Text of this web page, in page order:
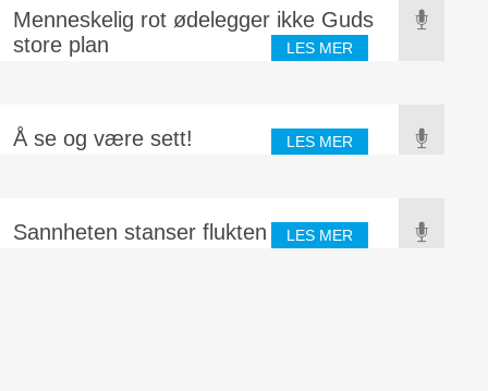
Menneskelig rot ødelegger ikke Guds
store plan
LES MER
Å se og være sett! LES MER
Sannheten stanser flukten LES MER